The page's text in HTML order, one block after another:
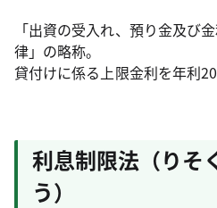
「出資の受入れ、預り金及び
律」の略称。
貸付けに係る上限金利を年利
利息制限法（りそ
う）